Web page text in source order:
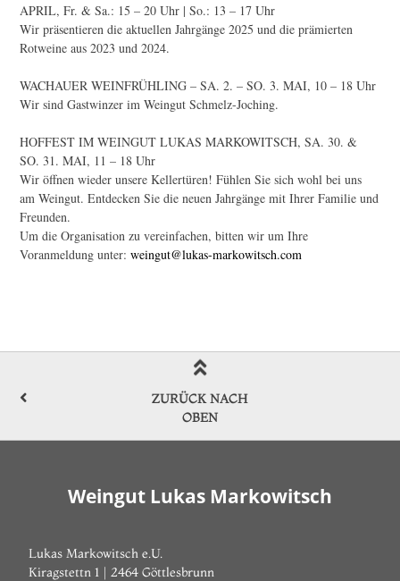
APRIL, Fr. & Sa.: 15 – 20 Uhr | So.: 13 – 17 Uhr
Wir präsentieren die aktuellen Jahrgänge 2025 und die prämierten
Rotweine aus 2023 und 2024.
WACHAUER WEINFRÜHLING – SA. 2. – SO. 3. MAI, 10 – 18 Uhr
Wir sind Gastwinzer im Weingut Schmelz-Joching.
HOFFEST IM WEINGUT LUKAS MARKOWITSCH, SA. 30. &
SO. 31. MAI, 11 – 18 Uhr
Wir öffnen wieder unsere Kellertüren! Fühlen Sie sich wohl bei uns
am Weingut. Entdecken Sie die neuen Jahrgänge mit Ihrer Familie und
Freunden.
Um die Organisation zu vereinfachen, bitten wir um Ihre
Voranmeldung unter:weingut@lukas-markowitsch.com
ZURÜCK NACH
OBEN
Weingut Lukas Markowitsch
Lukas Markowitsch e.U.
Kiragstettn 1 | 2464 Göttlesbrunn